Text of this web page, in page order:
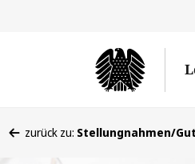
befinden
zurück zu: Stellungnahmen/